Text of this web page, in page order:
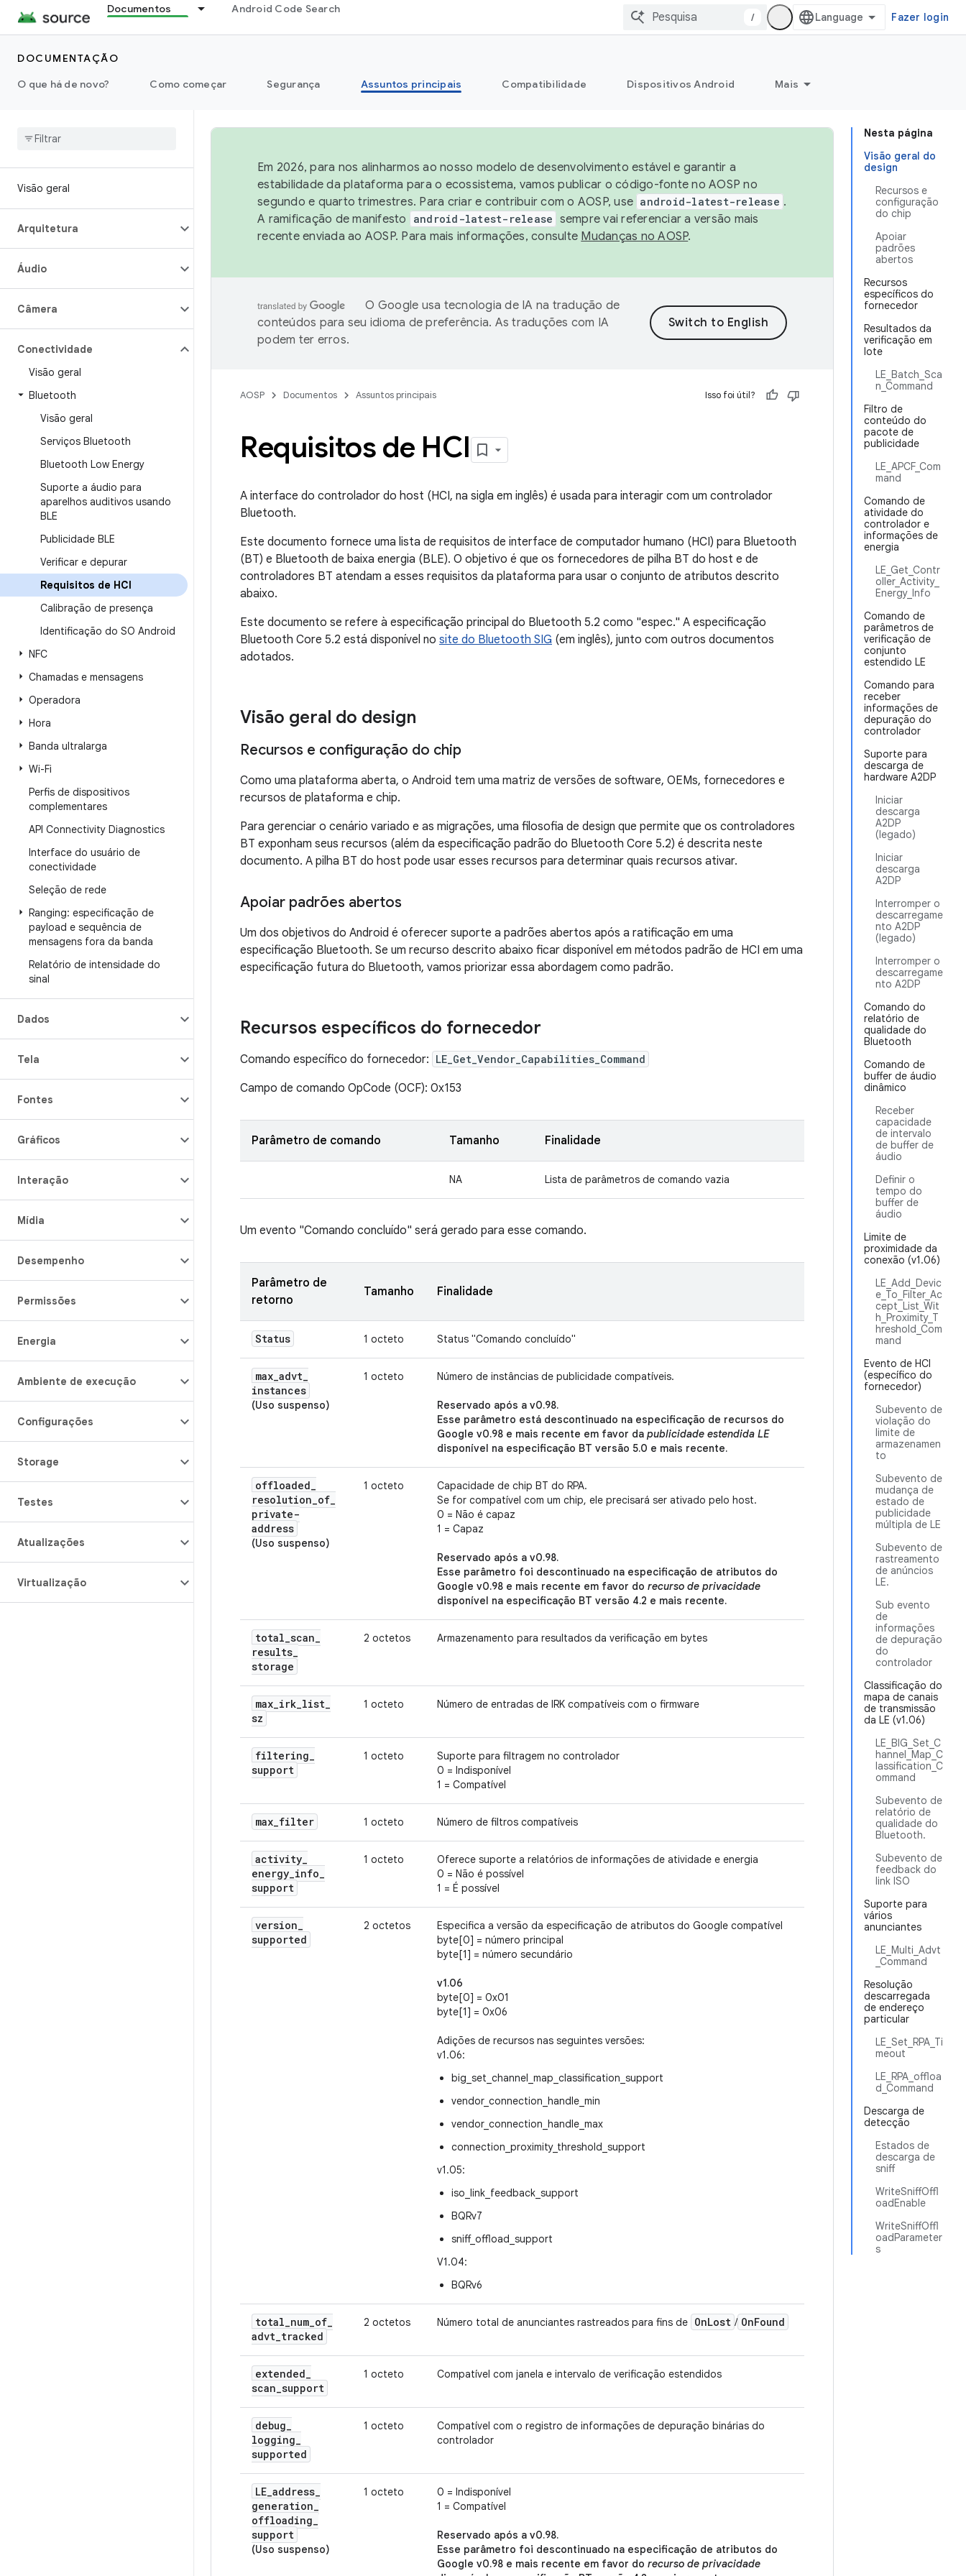
Documentos Android Code Search
/ Fazer login
DOCUMENTAÇÃO
O que há de novo?
Como começar Segurança Assuntos principais Compatibilidade Dispositivos Android Mais
Visão geral
Arquitetura
Áudio
Câmera
Conectividade
Visão geral
Bluetooth
Visão geral
Serviços Bluetooth
Bluetooth Low Energy
Suporte a áudio para
aparelhos auditivos usando
BLE
Publicidade BLE
Verificar e depurar
Requisitos de HCI
Calibração de presença
Identificação do SO Android
NFC
Chamadas e mensagens
Operadora
Hora
Banda ultralarga
Wi-Fi
Perfis de dispositivos
complementares
API Connectivity Diagnostics
Interface do usuário de
conectividade
Seleção de rede
Ranging: especificação de
payload e sequência de
mensagens fora da banda
Relatório de intensidade do
sinal
Dados
Tela
Fontes
Gráficos
Interação
Mídia
Desempenho
Permissões
Energia
Ambiente de execução
Configurações
Storage
Testes
Atualizações
Virtualização
Nesta página
Visão geral do
design
Recursos e
configuração
do chip
Apoiar
padrões
abertos
Recursos
específicos do
fornecedor
Resultados da
verificação em
lote
LE_Batch_Sca
n_Command
Filtro de
conteúdo do
pacote de
publicidade
LE_APCF_Com
mand
Comando de
atividade do
controlador e
informações de
energia
LE_Get_Contr
oller_Activity_
Energy_Info
Comando de
parâmetros de
verificação de
conjunto
estendido LE
Comando para
receber
informações de
depuração do
controlador
Suporte para
descarga de
hardware A2DP
Iniciar
descarga
A2DP
(legado)
Iniciar
descarga
A2DP
Interromper o
descarregame
nto A2DP
(legado)
Interromper o
descarregame
nto A2DP
Comando do
relatório de
qualidade do
Bluetooth
Comando de
buffer de áudio
dinâmico
Receber
capacidade
de intervalo
de buffer de
áudio
Definir o
tempo do
buffer de
áudio
Limite de
proximidade da
conexão (v1.06)
LE_Add_Devic
e_To_Filter_Ac
cept_List_Wit
h_Proximity_T
hreshold_Com
mand
Evento de HCI
(específico do
fornecedor)
Subevento de
violação do
limite de
armazenamen
to
Subevento de
mudança de
estado de
publicidade
múltipla de LE
Subevento de
rastreamento
de anúncios
LE.
Sub evento
de
informações
de depuração
do
controlador
Classificação do
mapa de canais
de transmissão
da LE (v1.06)
LE_BIG_Set_C
hannel_Map_C
lassification_C
ommand
Subevento de
relatório de
qualidade do
Bluetooth.
Subevento de
feedback do
link ISO
Suporte para
vários
anunciantes
LE_Multi_Advt
_Command
Resolução
descarregada
de endereço
particular
LE_Set_RPA_Ti
meout
LE_RPA_offloa
d_Command
Descarga de
detecção
Estados de
descarga de
sniff
WriteSniffOffl
oadEnable
WriteSniffOffl
oadParameter
s
Em 2026, para nos alinharmos ao nosso modelo de desenvolvimento estável e garantir a
estabilidade da plataforma para o ecossistema, vamos publicar o código-fonte no AOSP no
segundo e quarto trimestres. Para criar e contribuir com o AOSP, use android-latest-release .
A ramificação de manifesto
android-latest-release sempre vai referenciar a versão mais
recente enviada ao AOSP. Para mais informações, consulte Mudanças no AOSP.
O Google usa tecnologia de IA na tradução de
conteúdos para seu idioma de preferência. As traduções com IA
podem ter erros.
AOSP Documentos Assuntos principais Isso foi útil?
Requisitos de HCI
A interface do controlador do host (HCI, na sigla em inglês) é usada para interagir com um controlador
Bluetooth.
Este documento fornece uma lista de requisitos de interface de computador humano (HCI) para Bluetooth
(BT) e Bluetooth de baixa energia (BLE). O objetivo é que os fornecedores de pilha BT do host e de
controladores BT atendam a esses requisitos da plataforma para usar o conjunto de atributos descrito
abaixo.
Este documento se refere à especificação principal do Bluetooth 5.2 como "espec." A especificação
Bluetooth Core 5.2 está disponível no site do Bluetooth SIG (em inglês), junto com outros documentos
adotados.
Visão geral do design
Recursos e configuração do chip
Como uma plataforma aberta, o Android tem uma matriz de versões de software, OEMs, fornecedores e
recursos de plataforma e chip.
Para gerenciar o cenário variado e as migrações, uma filosofia de design que permite que os controladores
BT exponham seus recursos (além da especificação padrão do Bluetooth Core 5.2) é descrita neste
documento. A pilha BT do host pode usar esses recursos para determinar quais recursos ativar.
Apoiar padrões abertos
Um dos objetivos do Android é oferecer suporte a padrões abertos após a ratificação em uma
especificação Bluetooth. Se um recurso descrito abaixo ficar disponível em métodos padrão de HCI em uma
especificação futura do Bluetooth, vamos priorizar essa abordagem como padrão.
Recursos específicos do fornecedor
Comando específico do fornecedor: LE_Get_Vendor_Capabilities_Command
Campo de comando OpCode (OCF): 0x153
Parâmetro de comando Tamanho Finalidade
NA Lista de parâmetros de comando vazia
Um evento "Comando concluído" será gerado para esse comando.
Parâmetro de
retorno
Tamanho Finalidade
Status 1 octeto Status "Comando concluído"
max_advt_
instances
(Uso suspenso)
1 octeto Número de instâncias de publicidade compatíveis.
Reservado após a v0.98.
Esse parâmetro está descontinuado na especificação de recursos do
Google v0.98 e mais recente em favor da publicidade estendida LE
disponível na especificação BT versão 5.0 e mais recente.
offloaded_
resolution_of_
private-
address
(Uso suspenso)
1 octeto
Capacidade de chip BT do RPA.
Se for compatível com um chip, ele precisará ser ativado pelo host.
0 = Não é capaz
1 = Capaz
Reservado após a v0.98.
Esse parâmetro foi descontinuado na especificação de atributos do
Google v0.98 e mais recente em favor do recurso de privacidade
disponível na especificação BT versão 4.2 e mais recente.
total_scan_
results_
storage
2 octetos Armazenamento para resultados da verificação em bytes
max_irk_list_
sz
1 octeto Número de entradas de IRK compatíveis com o firmware
filtering_
support
1 octeto
Suporte para filtragem no controlador
0 = Indisponível
1 = Compatível
max_filter 1 octeto Número de filtros compatíveis
activity_
energy_info_
support
1 octeto
Oferece suporte a relatórios de informações de atividade e energia
0 = Não é possível
1 = É possível
version_
supported
2 octetos
Especifica a versão da especificação de atributos do Google compatível
byte[0] = número principal
byte[1] = número secundário
v1.06
byte[0] = 0x01
byte[1] = 0x06
Adições de recursos nas seguintes versões:
v1.06:
big_set_channel_map_classification_support
vendor_connection_handle_min
vendor_connection_handle_max
connection_proximity_threshold_support
v1.05:
iso_link_feedback_support
BQRv7
sniff_offload_support
V1.04:
BQRv6
total_num_of_
advt_tracked
2 octetos Número total de anunciantes rastreados para fins de OnLost / OnFound
extended_
scan_support
1 octeto Compatível com janela e intervalo de verificação estendidos
debug_
logging_
supported
1 octeto
Compatível com o registro de informações de depuração binárias do
controlador
LE_address_
generation_
offloading_
support
(Uso suspenso)
1 octeto
0 = Indisponível
1 = Compatível
Reservado após a v0.98.
Esse parâmetro foi descontinuado na especificação de atributos do
Google v0.98 e mais recente em favor do recurso de privacidade